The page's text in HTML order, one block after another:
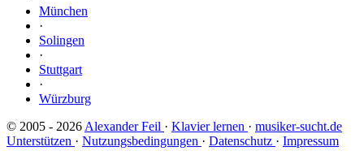
München
·
Solingen
·
Stuttgart
·
Würzburg
© 2005 - 2026Alexander Feil · Klavier lernen · musiker-sucht.de
Unterstützen · Nutzungsbedingungen · Datenschutz · Impressum